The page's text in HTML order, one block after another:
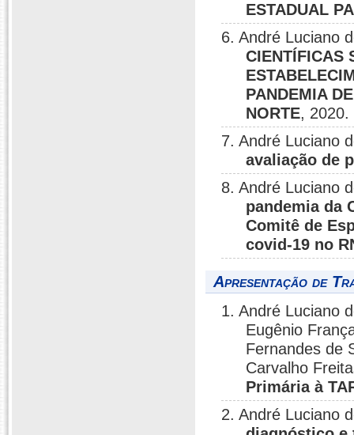
ESTADUAL
6. André Luciano
CIENTÍFICAS
PANDEMIA
NORTE, 2020.
7. André Luciano
avaliação de
8. André Luciano
pandemia da
Comitê de
covid-19 no
Apresentação de
1. André Luciano
Eugênio
Fernandes de
Carvalho
Primária à
2. André Luciano